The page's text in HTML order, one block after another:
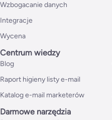
Wzbogacanie danych
Integracje
Wycena
Centrum wiedzy
Blog
Raport higieny listy e-mail
Katalog e-mail marketerów
Darmowe narzędzia